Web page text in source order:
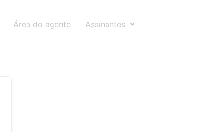
Área do agente Assinantes